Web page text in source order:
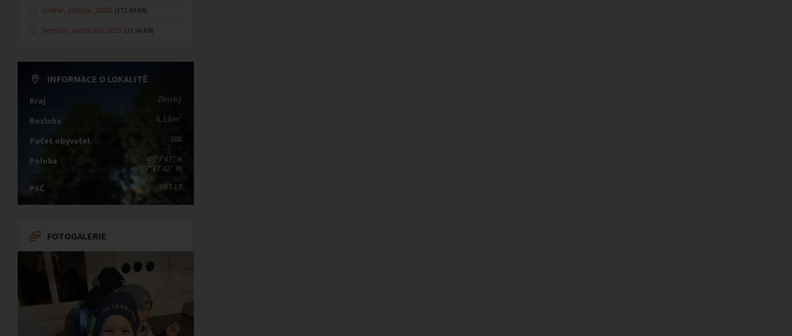
Vodné, stočné_2025 (272.84 KB)
Termíny svozu KO 2025 (27.46 KB)
INFORMACE O LOKALITĚ
Kraj Zlínský
Rozloha 8,1 km2
Počet obyvatel 308
Poloha
49°7′47″ N
17°37′42″ W
PSČ
687 12
FOTOGALERIE